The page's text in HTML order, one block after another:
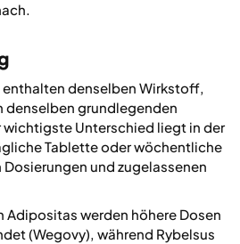
enthalten denselben Wirkstoff,
denselben grundlegenden
wichtigste Unterschied liegt in der
Tablette oder wöchentliche
und zugelassenen
Adipositas werden höhere Dosen
(Wegovy), während Rybelsus